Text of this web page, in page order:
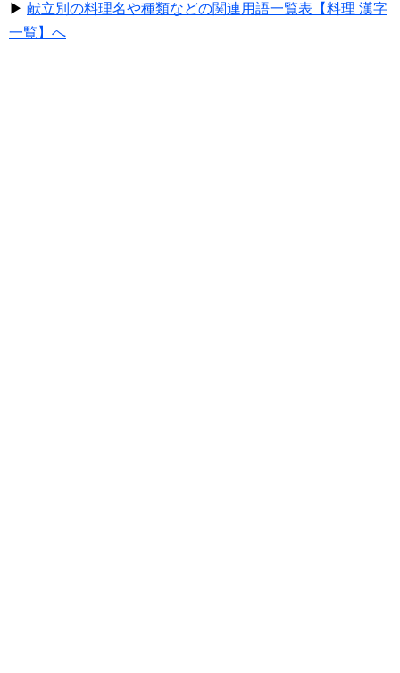
▶ 献立別の料理名や種類などの関連用語一覧表【料理 漢字
一覧】へ